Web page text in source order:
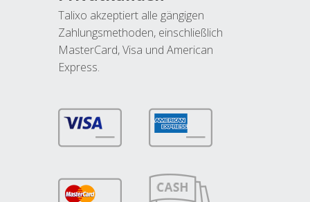
Talixo akzeptiert alle gängigen
Zahlungsmethoden, einschließlich
MasterCard, Visa und American
Express.